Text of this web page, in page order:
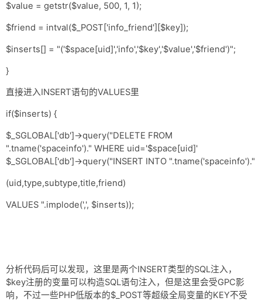
$value = getstr($value, 500, 1, 1);
$friend = intval($_POST['info_friend'][$key]);
$inserts[] = "('$space[uid]','info','$key','$value','$friend')";
}
直接进入INSERT语句的VALUES里
if($inserts) {
$_SGLOBAL['db']->query("DELETE FROM
".tname('spaceinfo')." WHERE uid='$space[uid]'
$_SGLOBAL['db']->query("INSERT INTO ".tname('spaceinfo')."
(uid,type,subtype,title,friend)
VALUES ".implode(',', $inserts));
分析代码后可以发现，这里是两个INSERT类型的SQL注入，
$key注册的变量可以构造SQL语句注入，但是这里会受GPC影
响，不过一些PHP低版本的$_POST等超级全局变量的KEY不受